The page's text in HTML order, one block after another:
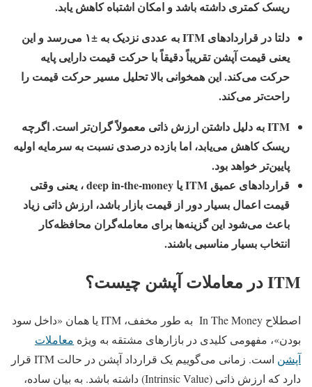
ریسک کمتری داشته باشد و امکان اشتباه کاهش یابد.
دلتا در قراردادهای ITM به عددی نزدیک به ±۱ می‌رسد و این
یعنی قیمت آپشن تقریباً دقیقاً با حرکت قیمت دارایی پایه
حرکت می‌کند. این همخوانی بالا تحلیل مسیر حرکت قیمت را
راحت‌تر می‌کند.
ITM به دلیل داشتن ارزش ذاتی معمولاً گران‌تر است. اگرچه
ریسک کاهش می‌یابد، اما بازده درصدی نسبت به سرمایه اولیه
پایین‌تر خواهد بود.
قراردادهای عمیق ITM یا deep in-the-money ، یعنی وقتی
قیمت اعمال بسیار دور از قیمت بازار باشد، ارزش ذاتی زیاد
باعث می‌شود این گزینه‌ها برای معامله‌گران محافظه‌کار
انتخاب بسیار مناسبی باشند.
ITM در معاملات آپشن چیست؟
اصطلاح In The Money به طور مخفف، ITM یا همان «داخل سود
بودن»، مفهومی کلیدی در بازارهای مشتقه به‌ ویژه معاملات
آپشن
است. زمانی می‌گوییم یک قرارداد آپشن در حالت ITM قرار
دارد که ارزش ذاتی (Intrinsic Value) داشته باشد. به بیان ساده،